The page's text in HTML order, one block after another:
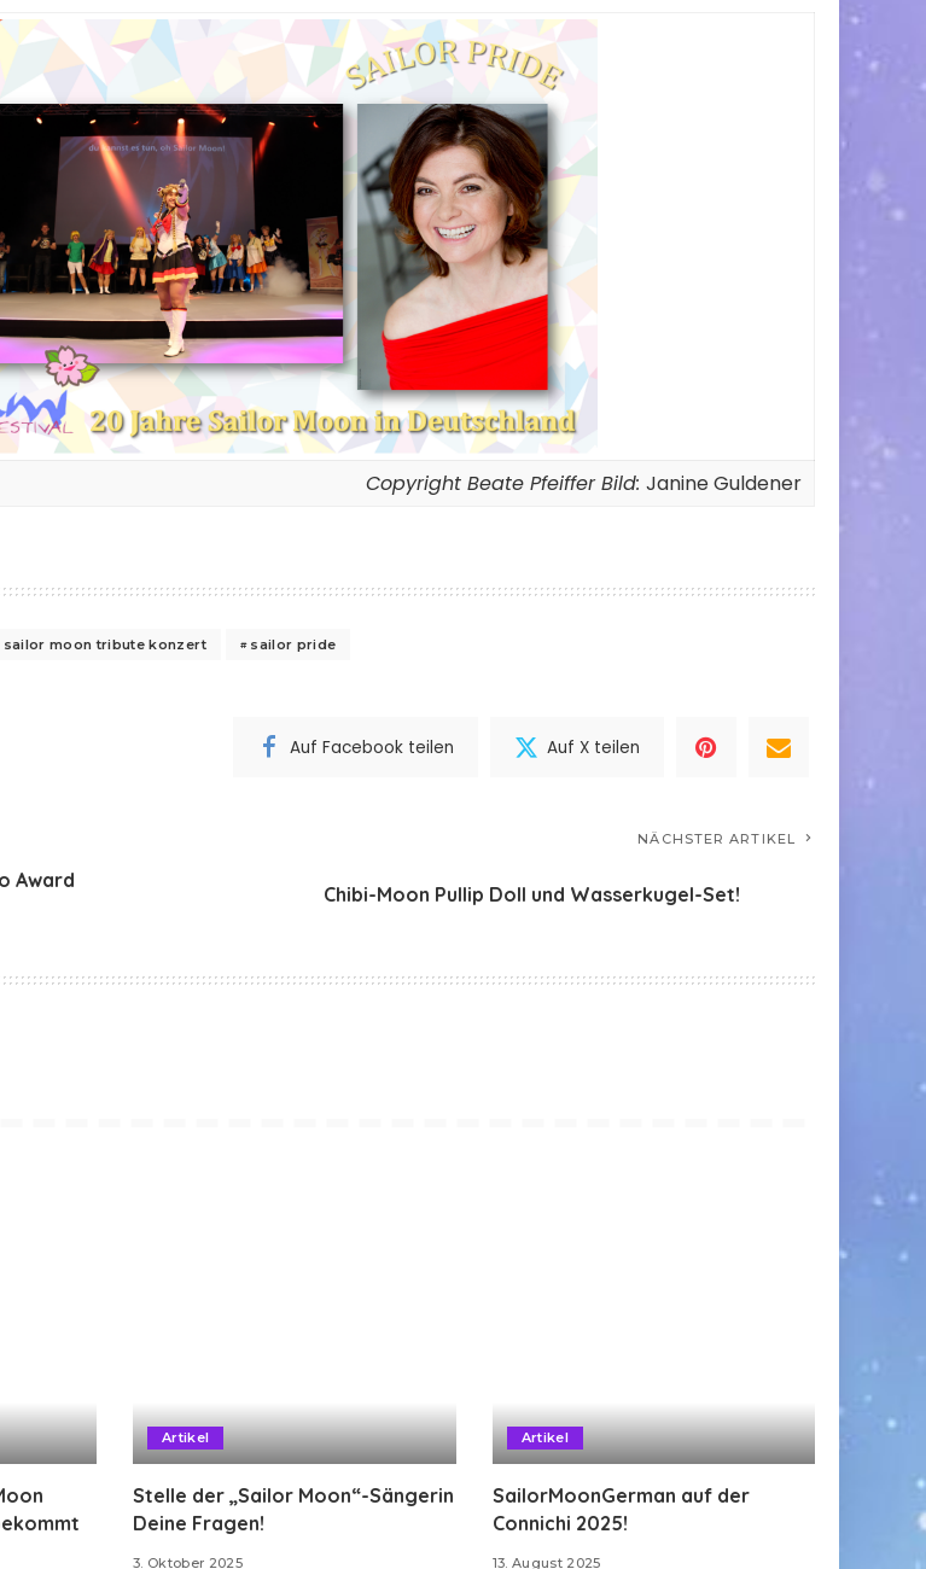
Copyright Beate Pfeiffer Bild: Janine Guldener
sailor moon tribute konzert sailor pride
Auf Facebook teilen Auf X teilen
Award
NÄCHSTER ARTIKEL
Chibi-Moon Pullip Doll und Wasserkugel-Set!
Artikel
Stelle der „Sailor Moon“-Sängerin
Deine Fragen!
3. Oktober 2025
Artikel
SailorMoonGerman auf der
Connichi 2025!
13. August 2025